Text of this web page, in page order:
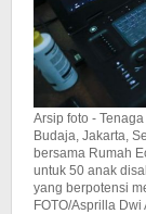
Arsip foto -
Budaja, Jakarta,
bersama Rumah
untuk 50 anak
yang berpotensi
FOTO/Asprilla Dwi